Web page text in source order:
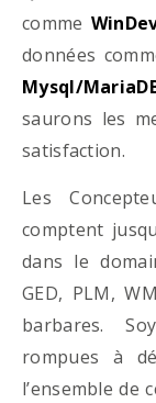
comme
données
Mysql/
saurons les
satisfaction.
Les
comptent
dans le
GED, PLM,
barbares.
rompues à
l’ensemble de